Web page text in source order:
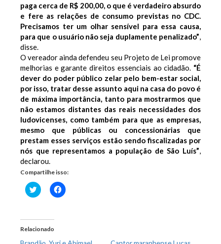
paga cerca de R$ 200,00, o que é verdadeiro absurdo
e fere as relações de consumo previstas no CDC.
Precisamos ter um olhar sensível para essa causa,
para que o usuário não seja duplamente penalizado”,
disse.
O vereador ainda defendeu seu Projeto de Lei promove
melhorias e garante direitos essenciais ao cidadão. “É
dever do poder público zelar pelo bem-estar social,
por isso, tratar desse assunto aqui na casa do povo é
de máxima importância, tanto para mostrarmos que
não estamos distantes das reais necessidades dos
ludovicenses, como também para que as empresas,
mesmo que públicas ou concessionárias que
prestam esses serviços estão sendo fiscalizadas por
nós que representamos a população de São Luís”,
declarou.
Compartilhe isso:
Clique
para
em
nova
janela)
Clique
para
Relacionado